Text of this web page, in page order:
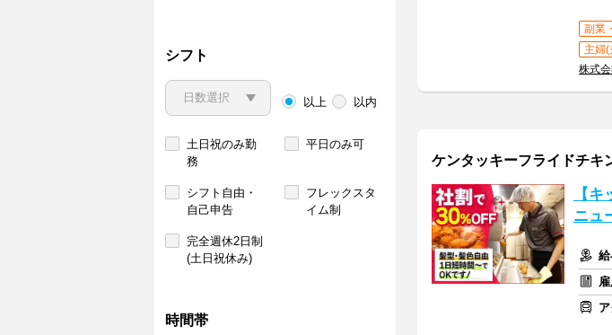
シフト
以上 以内
土日祝のみ勤
務
平日のみ可
シフト自由・
自己申告
フレックスタ
イム制
完全週休2日制
(土日祝休み)
時間帯
副業
主婦(
株式
ケンタッキーフライドチ
【
ニュ